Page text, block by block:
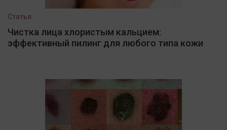
Статья
Чистка лица хлористым кальцием:
эффективный пилинг для любого типа кожи